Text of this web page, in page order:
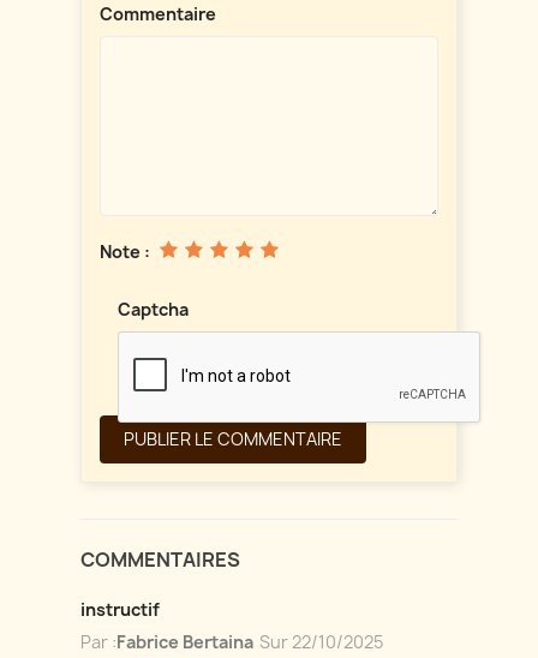
Commentaire
Note :
Captcha
COMMENTAIRES
instructif
Par :Fabrice Bertaina Sur22/10/2025